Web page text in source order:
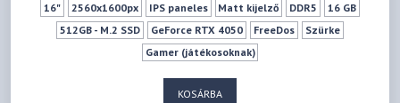
16" 2560x1600px IPS paneles Matt kijelző DDR5
16 GB
512GB - M.2 SSD
GeForce RTX 4050 FreeDos
Szürke
Gamer (játékosoknak)
KOSÁRBA